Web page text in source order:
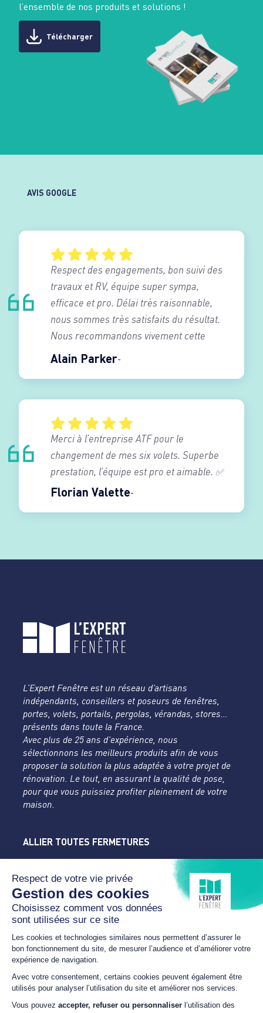
l’ensemble de nos produits et solutions !
Télécharger
AVIS GOOGLE
Alain Parker
Respect des engagements, bon suivi des
travaux et RV, équipe super sympa,
efficace et pro. Délai très raisonnable,
nous sommes très satisfaits du résultat.
Nous recommandons vivement cette
entreprise.
Florian Valette
Merci à l’entreprise ATF pour le
changement de mes six volets. Superbe
prestation, l’équipe est pro et aimable. ✅
L’Expert Fenêtre est un réseau d’artisans
indépendants, conseillers et poseurs de fenêtres,
portes, volets, portails, pergolas, vérandas, stores…
présents dans toute la France.
Avec plus de 25 ans d’expérience, nous
sélectionnons les meilleurs produits afin de vous
proposer la solution la plus adaptée à votre projet de
rénovation. Le tout, en assurant la qualité de pose,
pour que vous puissiez profiter pleinement de votre
maison.
ALLIER TOUTES FERMETURES
Allier
Rue du Parc de la Mothe
03400 YZEURE
lexpertfenetre-atf@orange.fr
HORAIRES